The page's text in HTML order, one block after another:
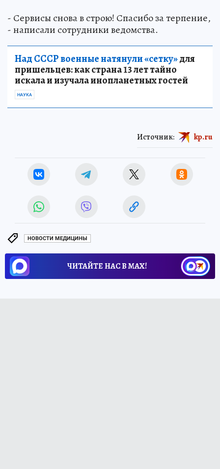
- Сервисы снова в строю! Спасибо за терпение,
- написали сотрудники ведомства.
Над СССР военные натянули «сетку»для
пришельцев: как страна 13 лет тайно
искала и изучала инопланетных гостей
НАУКА
Источник: kp.ru
НОВОСТИ МЕДИЦИНЫ
ЧИТАЙТЕ НАС В МАХ!